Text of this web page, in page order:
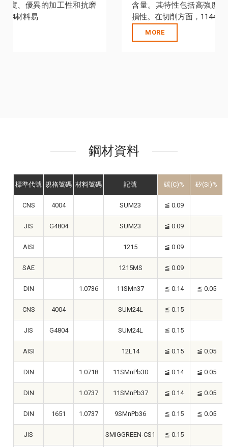
含量。其特性包括高強度、優異的加工性和抗磨
損性。在切削方面，1144材料易
鋼材資料
標準代號 規格號碼 材料號碼 記號
CNS 4004 SUM23
JIS G4804 SUM23
AISI 1215
SAE 1215MS
DIN 1.0736 11SMn37
CNS 4004 SUM24L
JIS G4804 SUM24L
AISI 12L14
DIN 1.0718 11SMnPb30
DIN 1.0737 11SMnPb37
DIN 1651 1.0737 9SMnPb36
JIS SMIGGREEN-CS1
碳(C)% 矽(Si)%
≦ 0.09
≦ 0.09
≦ 0.09
≦ 0.09
≦ 0.14 ≦ 0.05
≦ 0.15
≦ 0.15
≦ 0.15 ≦ 0.05
≦ 0.14 ≦ 0.05
≦ 0.14 ≦ 0.05
≦ 0.15 ≦ 0.05
≦ 0.15